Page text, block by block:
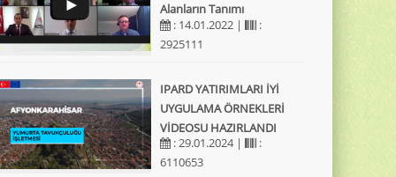
Alanların Tanımı
: 14.01.2022 |
:
2925111
IPARD YATIRIMLARI İYİ
UYGULAMA ÖRNEKLERİ
VİDEOSU HAZIRLANDI
: 29.01.2024 |
:
6110653